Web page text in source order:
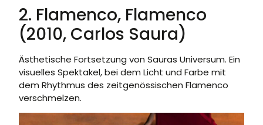
2. Flamenco, Flamenco
(2010, Carlos Saura)
Ästhetische Fortsetzung von Sauras Universum. Ein
visuelles Spektakel, bei dem Licht und Farbe mit
dem Rhythmus des zeitgenössischen Flamenco
verschmelzen.